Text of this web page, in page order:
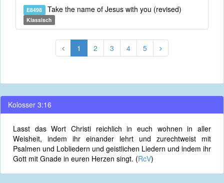
E8498 Take the name of Jesus with you (revised)
Klassisch
1 2 3 4 5
Kolosser 3:16
Lasst das Wort Christi reichlich in euch wohnen in aller
Weisheit, indem ihr einander lehrt und zurechtweist mit
Psalmen und Lobliedern und geistlichen Liedern und indem ihr
Gott mit Gnade in euren Herzen singt. (RcV)